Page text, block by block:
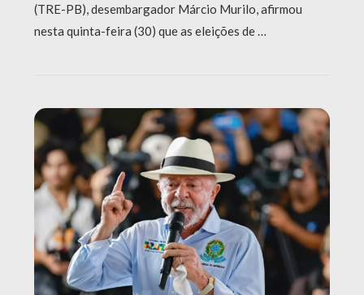
(TRE-PB), desembargador Márcio Murilo, afirmou
nesta quinta-feira (30) que as eleições de …